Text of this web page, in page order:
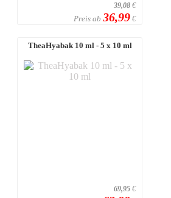
39,08 €
Preis ab 36,99 €
TheaHyabak 10 ml - 5 x 10 ml
69,95 €